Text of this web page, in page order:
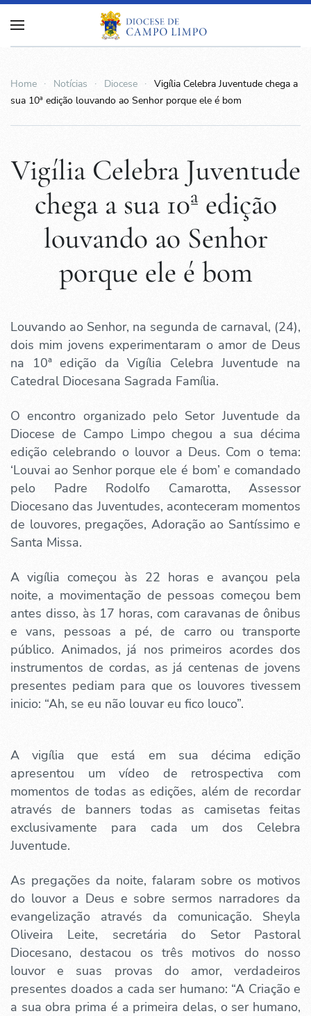
Home Notícias Diocese
Vigília Celebra Juventude chega a
sua 10ª edição louvando ao Senhor porque ele é bom
Vigília Celebra Juventude
chega a sua 10ª edição
louvando ao Senhor
porque ele é bom
Louvando ao Senhor, na segunda de carnaval, (24),
dois mim jovens experimentaram o amor de Deus
na 10ª edição da Vigília Celebra Juventude na
Catedral Diocesana Sagrada Família.
O encontro organizado pelo Setor Juventude da
Diocese de Campo Limpo chegou a sua décima
edição celebrando o louvor a Deus. Com o tema:
‘Louvai ao Senhor porque ele é bom’ e comandado
pelo Padre Rodolfo Camarotta, Assessor
Diocesano das Juventudes, aconteceram momentos
de louvores, pregações, Adoração ao Santíssimo e
Santa Missa.
A vigília começou às 22 horas e avançou pela
noite, a movimentação de pessoas começou bem
antes disso, às 17 horas, com caravanas de ônibus
e vans, pessoas a pé, de carro ou transporte
público. Animados, já nos primeiros acordes dos
instrumentos de cordas, as já centenas de jovens
presentes pediam para que os louvores tivessem
inicio: “Ah, se eu não louvar eu fico louco”.
A vigília que está em sua décima edição
apresentou um vídeo de retrospectiva com
momentos de todas as edições, além de recordar
através de banners todas as camisetas feitas
exclusivamente para cada um dos Celebra
Juventude.
As pregações da noite, falaram sobre os motivos
do louvor a Deus e sobre sermos narradores da
evangelização através da comunicação. Sheyla
Oliveira Leite, secretária do Setor Pastoral
Diocesano, destacou os três motivos do nosso
louvor e suas provas do amor, verdadeiros
presentes doados a cada ser humano: “A Criação e
a sua obra prima é a primeira delas, o ser humano,